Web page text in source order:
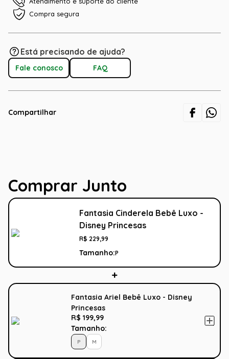
Compra segura
Está precisando de ajuda?
Fale conosco FAQ
Compartilhar
Comprar Junto
Fantasia Cinderela Bebê Luxo -
Disney Princesas
R$ 229,99
Tamanho:P
Fantasia Ariel Bebê Luxo - Disney
Princesas
R$ 199,99
Tamanho:
P M